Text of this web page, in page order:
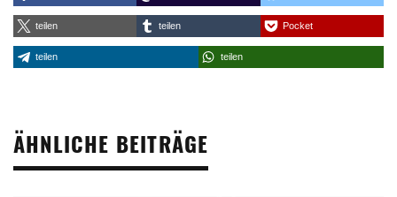
teilen teilen Pocket
teilen teilen
ÄHNLICHE BEITRÄGE